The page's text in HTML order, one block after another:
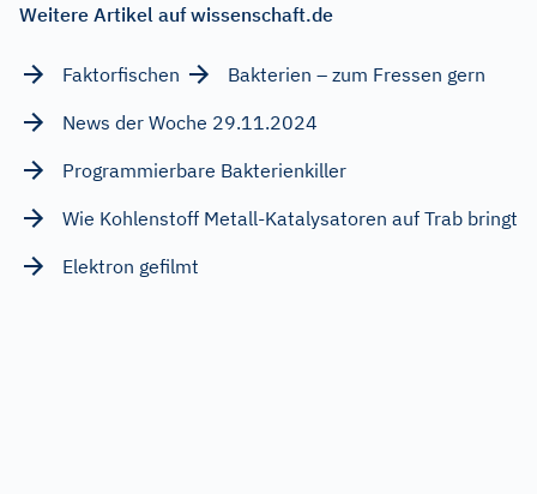
Weitere Artikel auf wissenschaft.de
Faktorfischen
Bakterien – zum Fressen gern
News der Woche 29.11.2024
Programmierbare Bakterienkiller
Wie Kohlenstoff Metall-Katalysatoren auf Trab bringt
Elektron gefilmt